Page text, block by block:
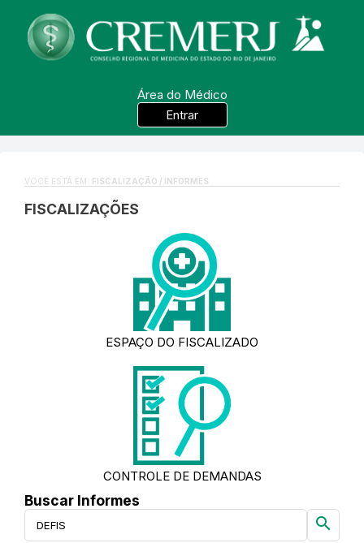
Área do Médico
Entrar
VOCÊ ESTÁ EM: FISCALIZAÇÃO / INFORMES
FISCALIZAÇÕES
ESPAÇO DO FISCALIZADO
CONTROLE DE DEMANDAS
Buscar Informes
search